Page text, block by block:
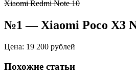
Xiaomi Redmi Note 10
№1 — Xiaomi Poco X3
Цена: 19 200 рублей
Похожие статьи